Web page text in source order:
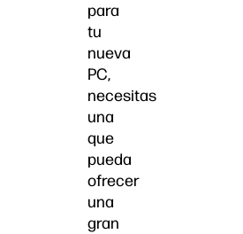
para
tu
nueva
PC,
necesitas
una
que
pueda
ofrecer
una
gran